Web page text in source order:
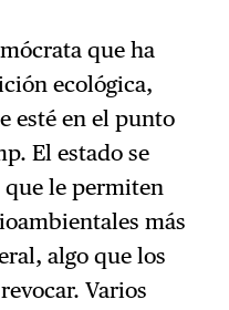
que ha
ecológica,
esté en el punto
El estado se
que le permiten
más
algo que los
Varios